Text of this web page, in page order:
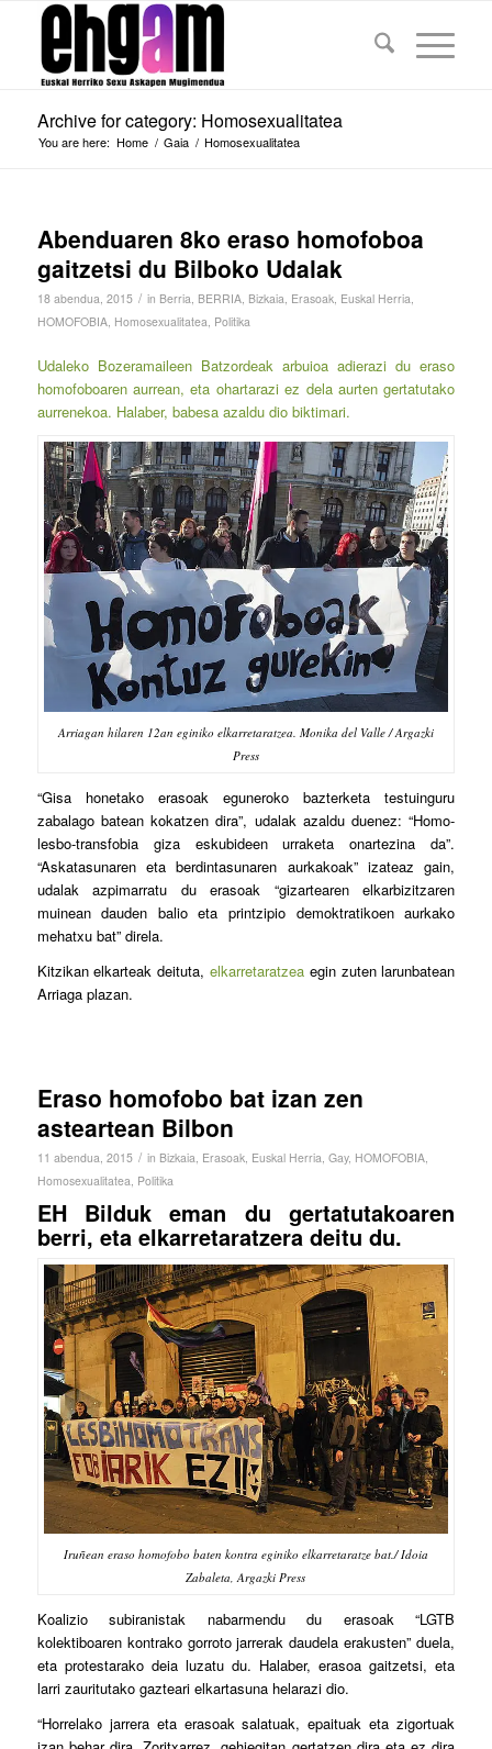
Archive for category: Homosexualitatea
You are here: Home / Gaia / Homosexualitatea
Abenduaren 8ko eraso homofoboa
gaitzetsi du Bilboko Udalak
18 abendua, 2015 / in Berria, BERRIA, Bizkaia, Erasoak, Euskal Herria,
HOMOFOBIA, Homosexualitatea, Politika
Udaleko Bozeramaileen Batzordeak arbuioa adierazi du eraso
homofoboaren aurrean, eta ohartarazi ez dela aurten gertatutako
aurrenekoa. Halaber, babesa azaldu dio biktimari.
Arriagan hilaren 12an eginiko elkarretaratzea. Monika del Valle / Argazki
Press
“Gisa honetako erasoak eguneroko bazterketa testuinguru
zabalago batean kokatzen dira”, udalak azaldu duenez: “Homo-
lesbo-transfobia giza eskubideen urraketa onartezina da”.
“Askatasunaren eta berdintasunaren aurkakoak” izateaz gain,
udalak azpimarratu du erasoak “gizartearen elkarbizitzaren
muinean dauden balio eta printzipio demoktratikoen aurkako
mehatxu bat” direla.
Kitzikan elkarteak deituta, elkarretaratzea egin zuten larunbatean
Arriaga plazan.
Eraso homofobo bat izan zen
asteartean Bilbon
11 abendua, 2015 / in Bizkaia Erasoak, Euskal Herria Gay, HOMOFOBIA,
Homosexualitatea Politika
EH Bilduk eman du gertatutakoaren
berri, eta elkarretaratzera deitu du.
Iruñean eraso homofobo baten kontra eginiko elkarretaratze bat./ Idoia
Zabaleta, Argazki Press
Koalizio subiranistak nabarmendu du erasoak “LGTB
kolektiboaren kontrako gorroto jarrerak daudela erakusten” duela,
eta protestarako deia luzatu du. Halaber, erasoa gaitzetsi, eta
larri zauritutako gazteari elkartasuna helarazi dio.
“Horrelako jarrera eta erasoak salatuak, epaituak eta zigortuak